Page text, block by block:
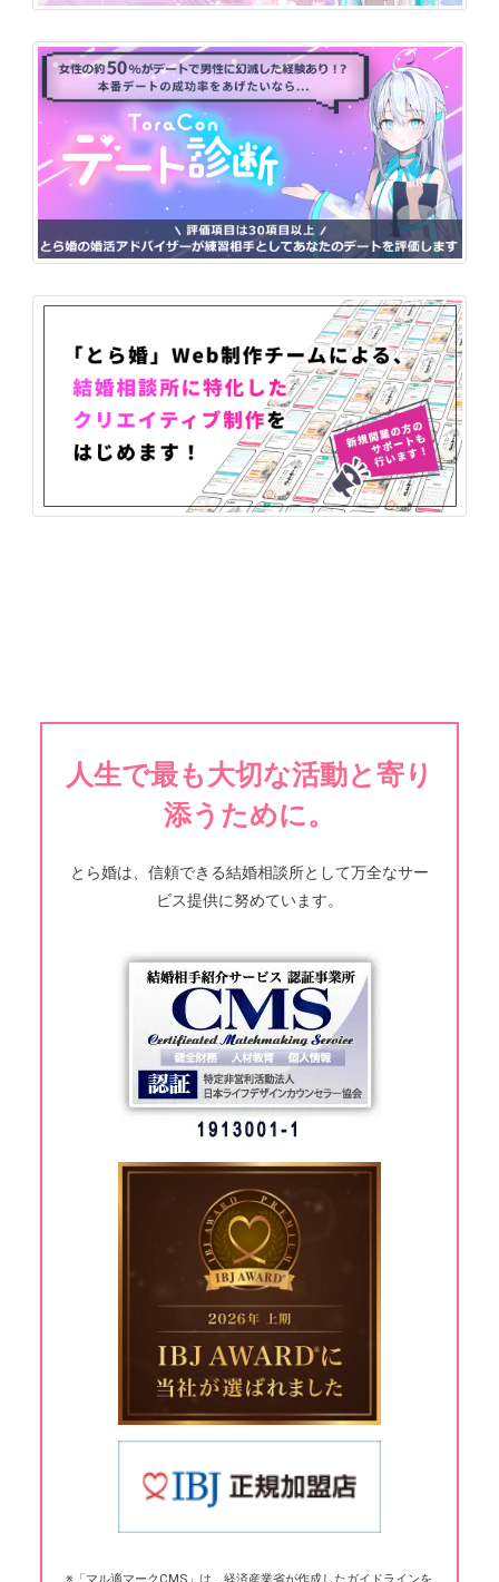
人生で最も大切な活動と寄り
添うために。
とら婚は、信頼できる結婚相談所として万全なサー
ビス提供に努めています。